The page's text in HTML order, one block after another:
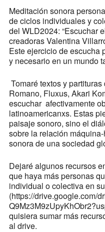
Meditación sonora
de ciclos individuales y
del WLD2024: “Escuchar
creadoras Valentina
Este ejercicio de escucha
y necesario en un mundo
Tomaré textos y
Romano, Fluxus, Akari
escuchar afectivamente
latinoamericanxs. Estas
paisaje sonoro, sino el
sobre la relación
sonora de una sociedad
Dejaré algunos recursos
que haya más personas
individual o colectiva en
(https://drive.google.com/
quisiera sumar más
al drive.